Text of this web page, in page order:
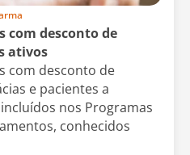
com desconto de
ativos
com desconto de
e pacientes a
nos Programas
conhecidos